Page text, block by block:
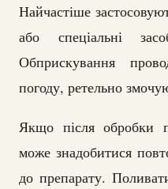
Найчастіше
або спеціальні
Обприскування
погоду, ретельно
Якщо після обробки
може знадобитися
до препарату.